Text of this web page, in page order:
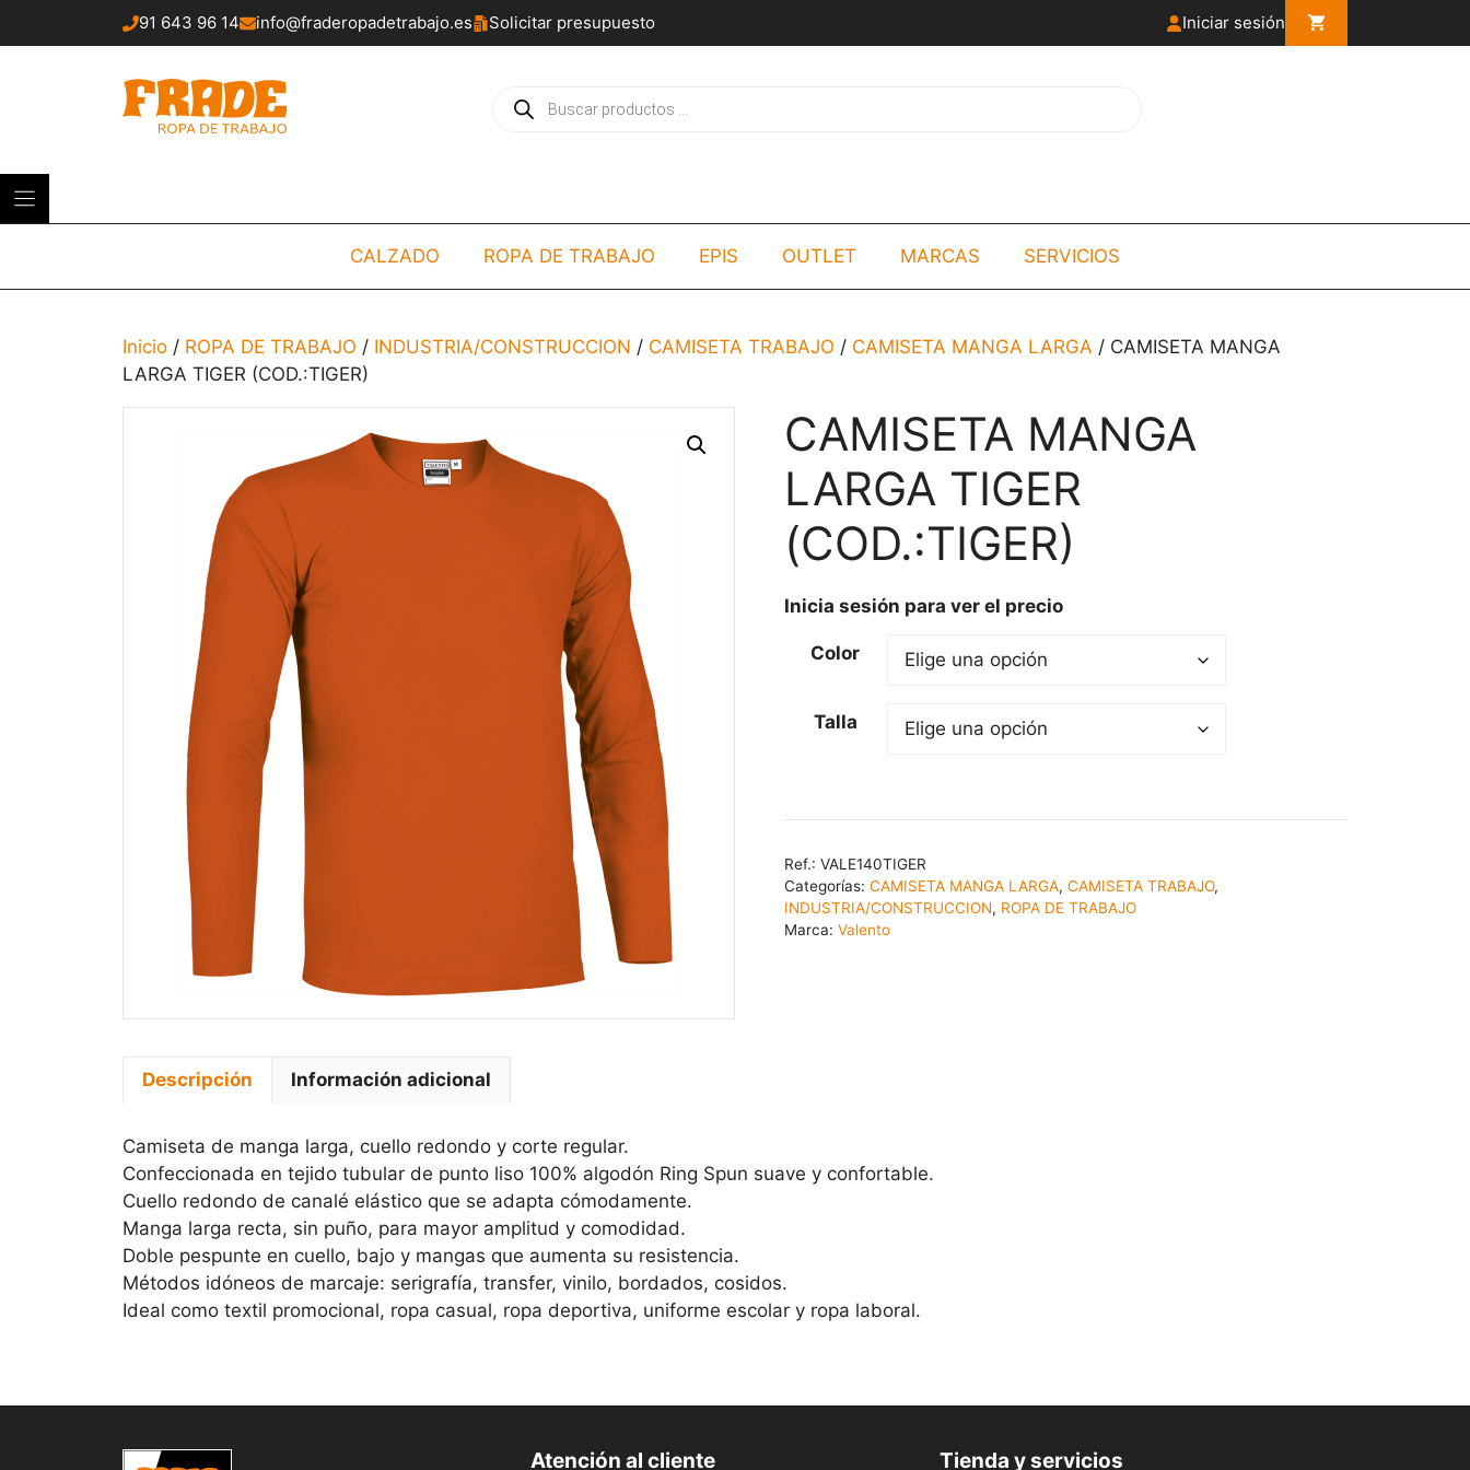
91 643 96 14 info@fraderopadetrabajo.es Solicitar presupuesto Iniciar sesión
Búsqueda
de
CALZADO ROPA DE TRABAJO EPIS OUTLET MARCAS SERVICIOS
Inicio / ROPA DE TRABAJO / INDUSTRIA/CONSTRUCCION / CAMISETA TRABAJO / CAMISETA MANGA LARGA / CAMISETA MANGA
LARGA TIGER (COD.:TIGER)
CAMISETA MANGA
LARGA TIGER
(COD.:TIGER)
Inicia sesión para ver el precio
Color
Talla
Ref.: VALE140TIGER
Categorías: CAMISETA MANGA LARGA, CAMISETA TRABAJO,
INDUSTRIA/CONSTRUCCION, ROPA DE TRABAJO
Marca: Valento
Descripción Información adicional
Camiseta de manga larga, cuello redondo y corte regular.
Confeccionada en tejido tubular de punto liso 100% algodón Ring Spun suave y confortable.
Cuello redondo de canalé elástico que se adapta cómodamente.
Manga larga recta, sin puño, para mayor amplitud y comodidad.
Doble pespunte en cuello, bajo y mangas que aumenta su resistencia.
Métodos idóneos de marcaje: serigrafía, transfer, vinilo, bordados, cosidos.
Ideal como textil promocional, ropa casual, ropa deportiva, uniforme escolar y ropa laboral.
Atención al cliente Tienda y servicios